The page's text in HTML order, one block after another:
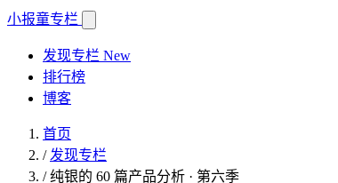
小报童专栏
发现专栏 New
排行榜
博客
首页
/ 发现专栏
/纯银的 60 篇产品分析 · 第六季